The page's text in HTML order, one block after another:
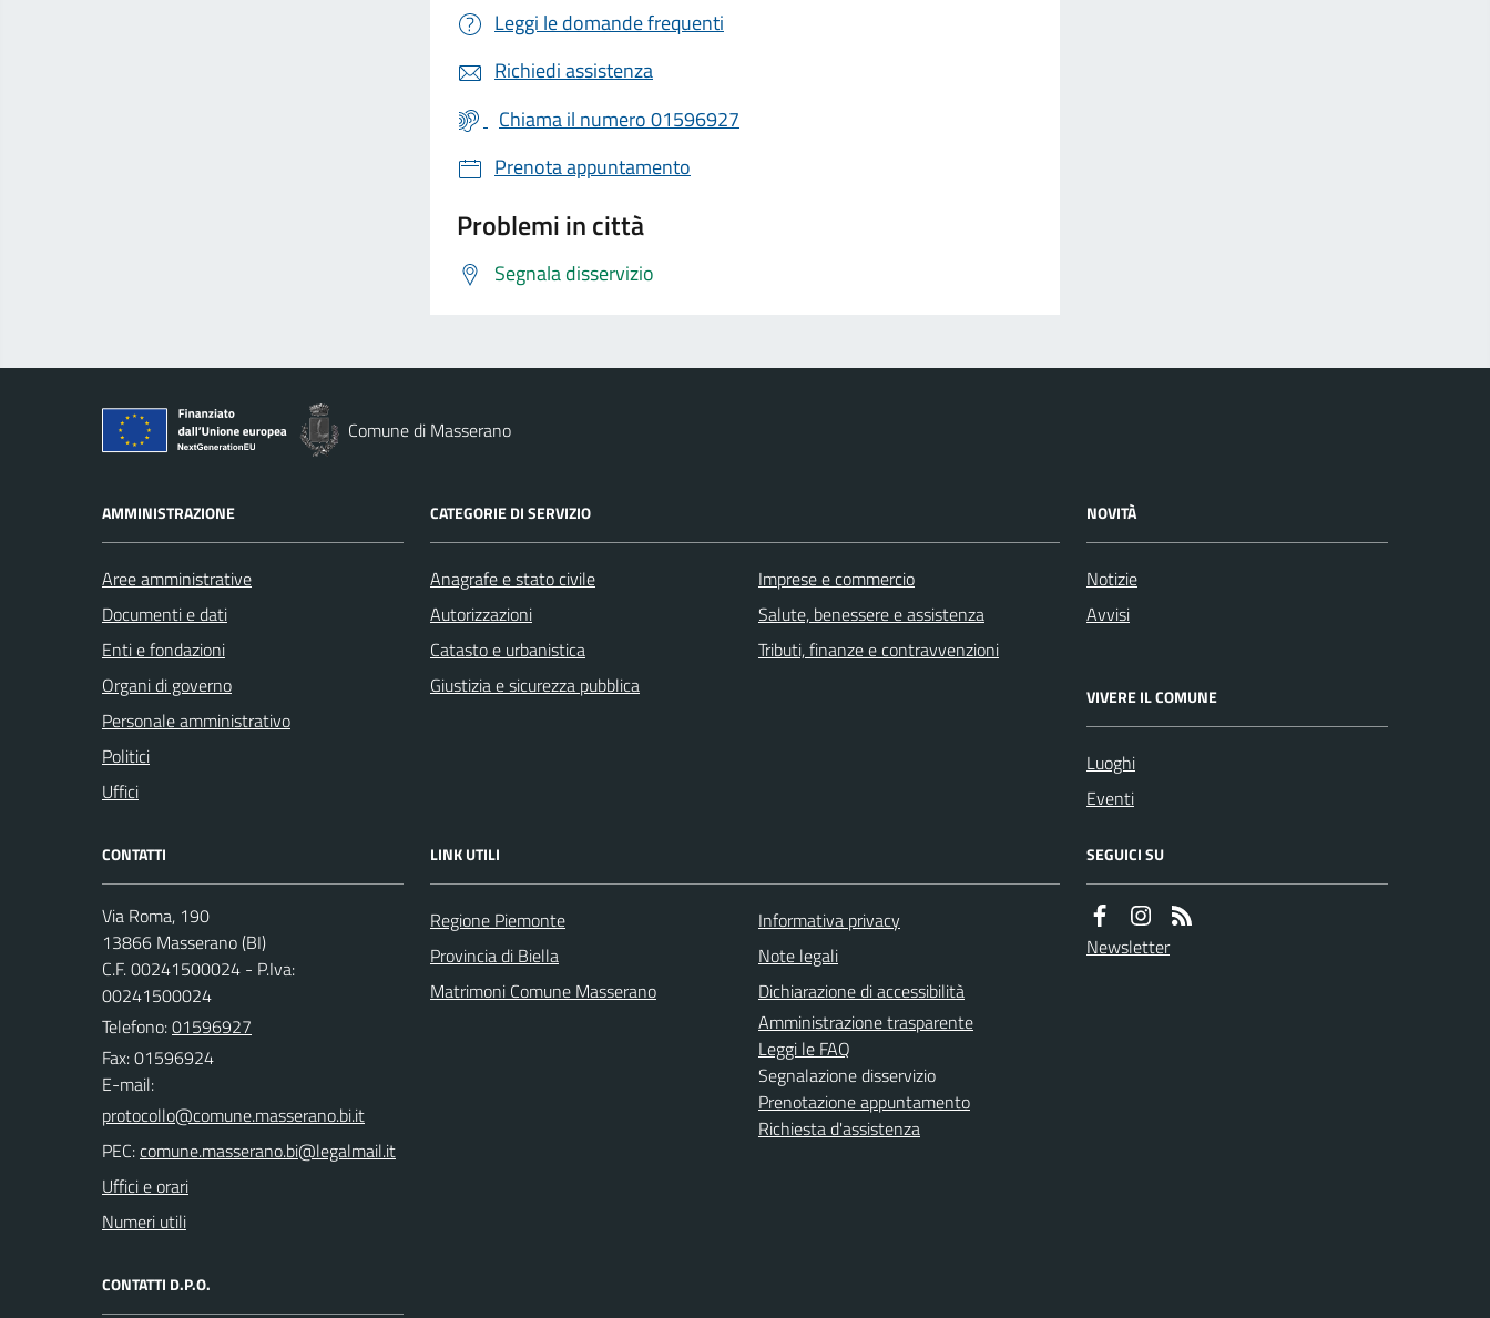
Leggi le domande frequenti
Richiedi assistenza
Chiama il numero 01596927
Prenota appuntamento
Problemi in città
Segnala disservizio
Comune di Masserano
AMMINISTRAZIONE
Aree amministrative
Documenti e dati
Enti e fondazioni
Organi di governo
Personale amministrativo
Politici
Uffici
CATEGORIE DI SERVIZIO
Anagrafe e stato civile
Autorizzazioni
Catasto e urbanistica
Giustizia e sicurezza pubblica
Imprese e commercio
Salute, benessere e assistenza
Tributi, finanze e contravvenzioni
NOVITÀ
Notizie
Avvisi
VIVERE IL COMUNE
Luoghi
Eventi
CONTATTI
Via Roma, 190
13866 Masserano (BI)
C.F. 00241500024 - P.Iva:
00241500024
Telefono:01596927
Fax: 01596924
E-mail:
PEC:
Uffici e orari
Numeri utili
CONTATTI D.P.O.
LINK UTILI
Regione Piemonte
Provincia di Biella
Matrimoni Comune Masserano
Informativa privacy
Note legali
Dichiarazione di accessibilità
Amministrazione trasparente
Leggi le FAQ
Segnalazione disservizio
Prenotazione appuntamento
Richiesta d'assistenza
SEGUICI SU
Newsletter